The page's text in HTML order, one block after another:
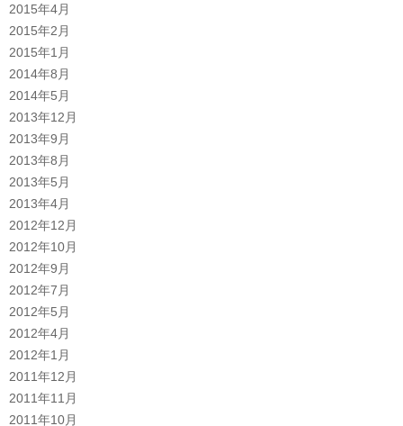
2015年4月
2015年2月
2015年1月
2014年8月
2014年5月
2013年12月
2013年9月
2013年8月
2013年5月
2013年4月
2012年12月
2012年10月
2012年9月
2012年7月
2012年5月
2012年4月
2012年1月
2011年12月
2011年11月
2011年10月